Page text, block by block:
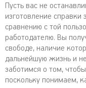
Пусть вас не
изготовление
сравнению с той
работодателю. Вы
свободе, наличие
дальнейшую жизнь и
заботимся о том,
поскольку понимаем,